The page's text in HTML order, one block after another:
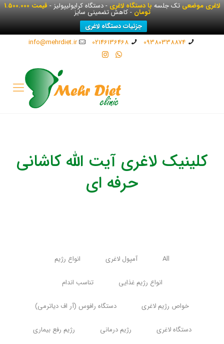
لاغری موضعیتک جلسهبا دستگاه لاغری- دستگاه کرایولیپولیز - قیمت 1.500.000
تومان- کاهش تضمینی سایز
جزئیات دستگاه لاغری
09380338874
02146136468
info@mehrdiet.ir
کلینیک لاغری آیت الله کاشانی
حرفه ای
All آمپول لاغری انواع رژیم
انواع رژیم غذایی تناسب اندام
خواص رژیم لاغری دستگاه رافوس (آر اف دیاترمی)
دستگاه لاغری رژیم درمانی رژیم رفع بیماری